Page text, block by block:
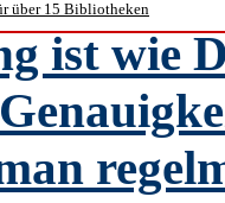
über 15 Bibliotheken
ist wie